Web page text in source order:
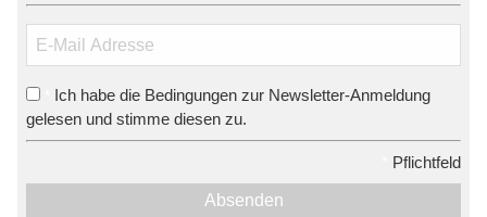
Ich habe die Bedingungen zur Newsletter-Anmeldung
gelesen und stimme diesen zu.
Pflichtfeld
Absenden